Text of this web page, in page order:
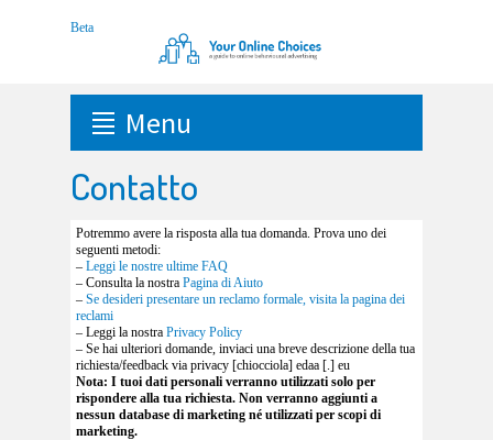
Menu
Contatto
Potremmo avere la risposta alla tua domanda. Prova uno dei
seguenti metodi:
– Leggi le nostre ultime FAQ
– Consulta la nostra Pagina di Aiuto
– Se desideri presentare un reclamo formale, visita la pagina dei
reclami
– Leggi la nostra Privacy Policy
– Se hai ulteriori domande, inviaci una breve descrizione della tua
richiesta/feedback via privacy [chiocciola] edaa [.] eu
Nota: I tuoi dati personali verranno utilizzati solo per
rispondere alla tua richiesta. Non verranno aggiunti a
nessun database di marketing né utilizzati per scopi di
marketing.